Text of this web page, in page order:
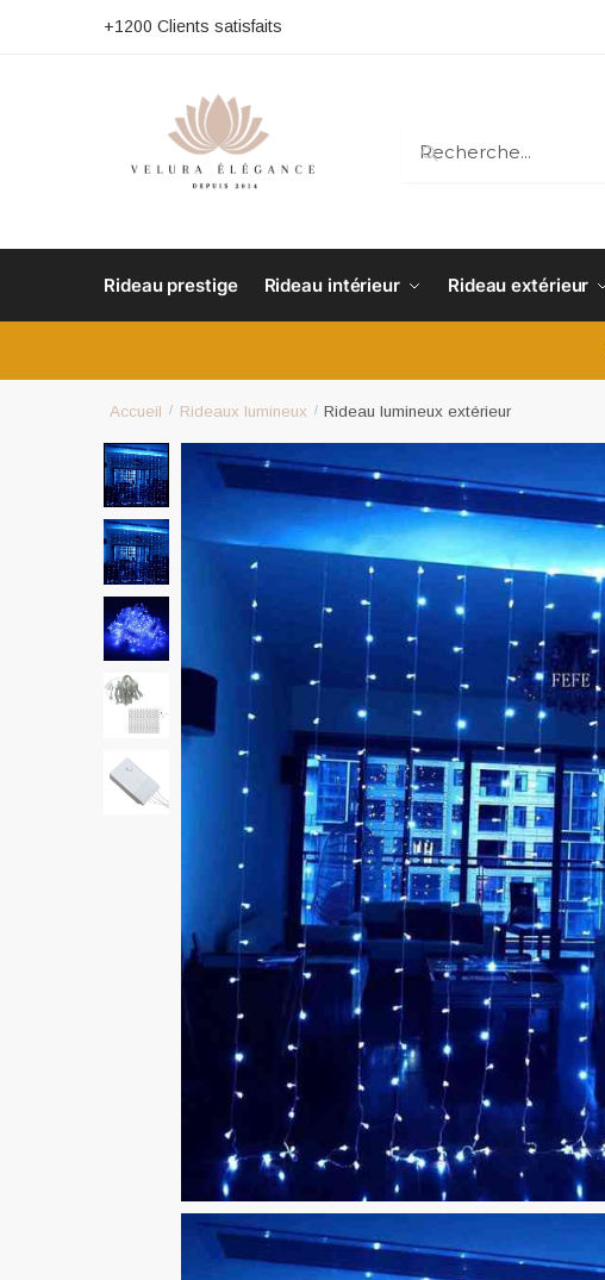
+1200 Clients satisfaits
RECHERCHE
Rideau prestige Rideau intérieur Rideau extérieur
Accueil / Rideaux lumineux / Rideau lumineux extérieur